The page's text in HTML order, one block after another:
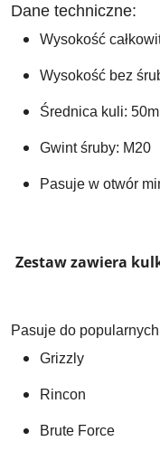
Dane techniczne:
Wysokość
Wysokość bez
Średnica kuli:
Gwint śruby: M20
Pasuje w otwór
Zestaw zawiera
Pasuje do
Grizzly
Rincon
Brute Force